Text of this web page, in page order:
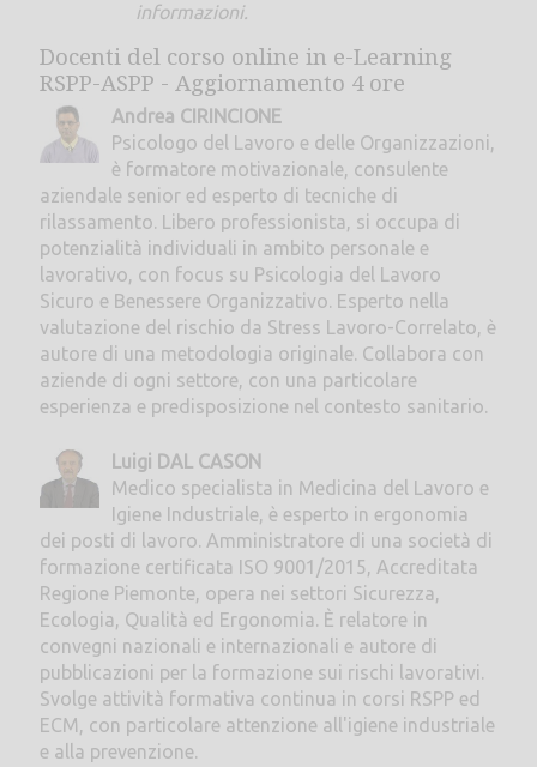
informazioni.
Docenti del corso online in e-Learning
RSPP-ASPP - Aggiornamento 4 ore
Andrea CIRINCIONE
Psicologo del Lavoro e delle Organizzazioni,
è formatore motivazionale, consulente
aziendale senior ed esperto di tecniche di
rilassamento. Libero professionista, si occupa di
potenzialità individuali in ambito personale e
lavorativo, con focus su Psicologia del Lavoro
Sicuro e Benessere Organizzativo. Esperto nella
valutazione del rischio da Stress Lavoro-Correlato, è
autore di una metodologia originale. Collabora con
aziende di ogni settore, con una particolare
esperienza e predisposizione nel contesto sanitario.
Luigi DAL CASON
Medico specialista in Medicina del Lavoro e
Igiene Industriale, è esperto in ergonomia
dei posti di lavoro. Amministratore di una società di
formazione certificata ISO 9001/2015, Accreditata
Regione Piemonte, opera nei settori Sicurezza,
Ecologia, Qualità ed Ergonomia. È relatore in
convegni nazionali e internazionali e autore di
pubblicazioni per la formazione sui rischi lavorativi.
Svolge attività formativa continua in corsi RSPP ed
ECM, con particolare attenzione all'igiene industriale
e alla prevenzione.